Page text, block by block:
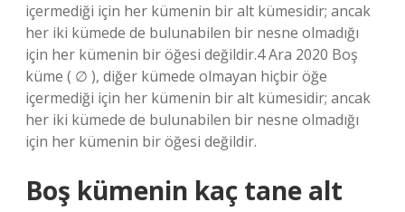
içermediği için her kümenin bir alt kümesidir; ancak
her iki kümede de bulunabilen bir nesne olmadığı
için her kümenin bir öğesi değildir.4 Ara 2020 Boş
küme ( ∅ ), diğer kümede olmayan hiçbir öğe
içermediği için her kümenin bir alt kümesidir; ancak
her iki kümede de bulunabilen bir nesne olmadığı
için her kümenin bir öğesi değildir.
Boş kümenin kaç tane alt